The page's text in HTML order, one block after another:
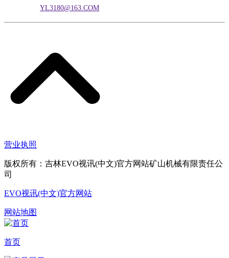
YL3180@163.COM
营业执照
版权所有：吉林EVO视讯(中文)官方网站矿山机械有限责任公
司
EVO视讯(中文)官方网站
网站地图
首页